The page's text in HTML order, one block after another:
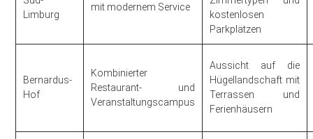
Limburg
mit modernem Service
kostenlosen
Parkplätzen
Bernardus-
Hof
Kombinierter
Restaurant- und
Veranstaltungscampus
Aussicht auf die
Hügellandschaft mit
Terrassen und
Ferienhäusern